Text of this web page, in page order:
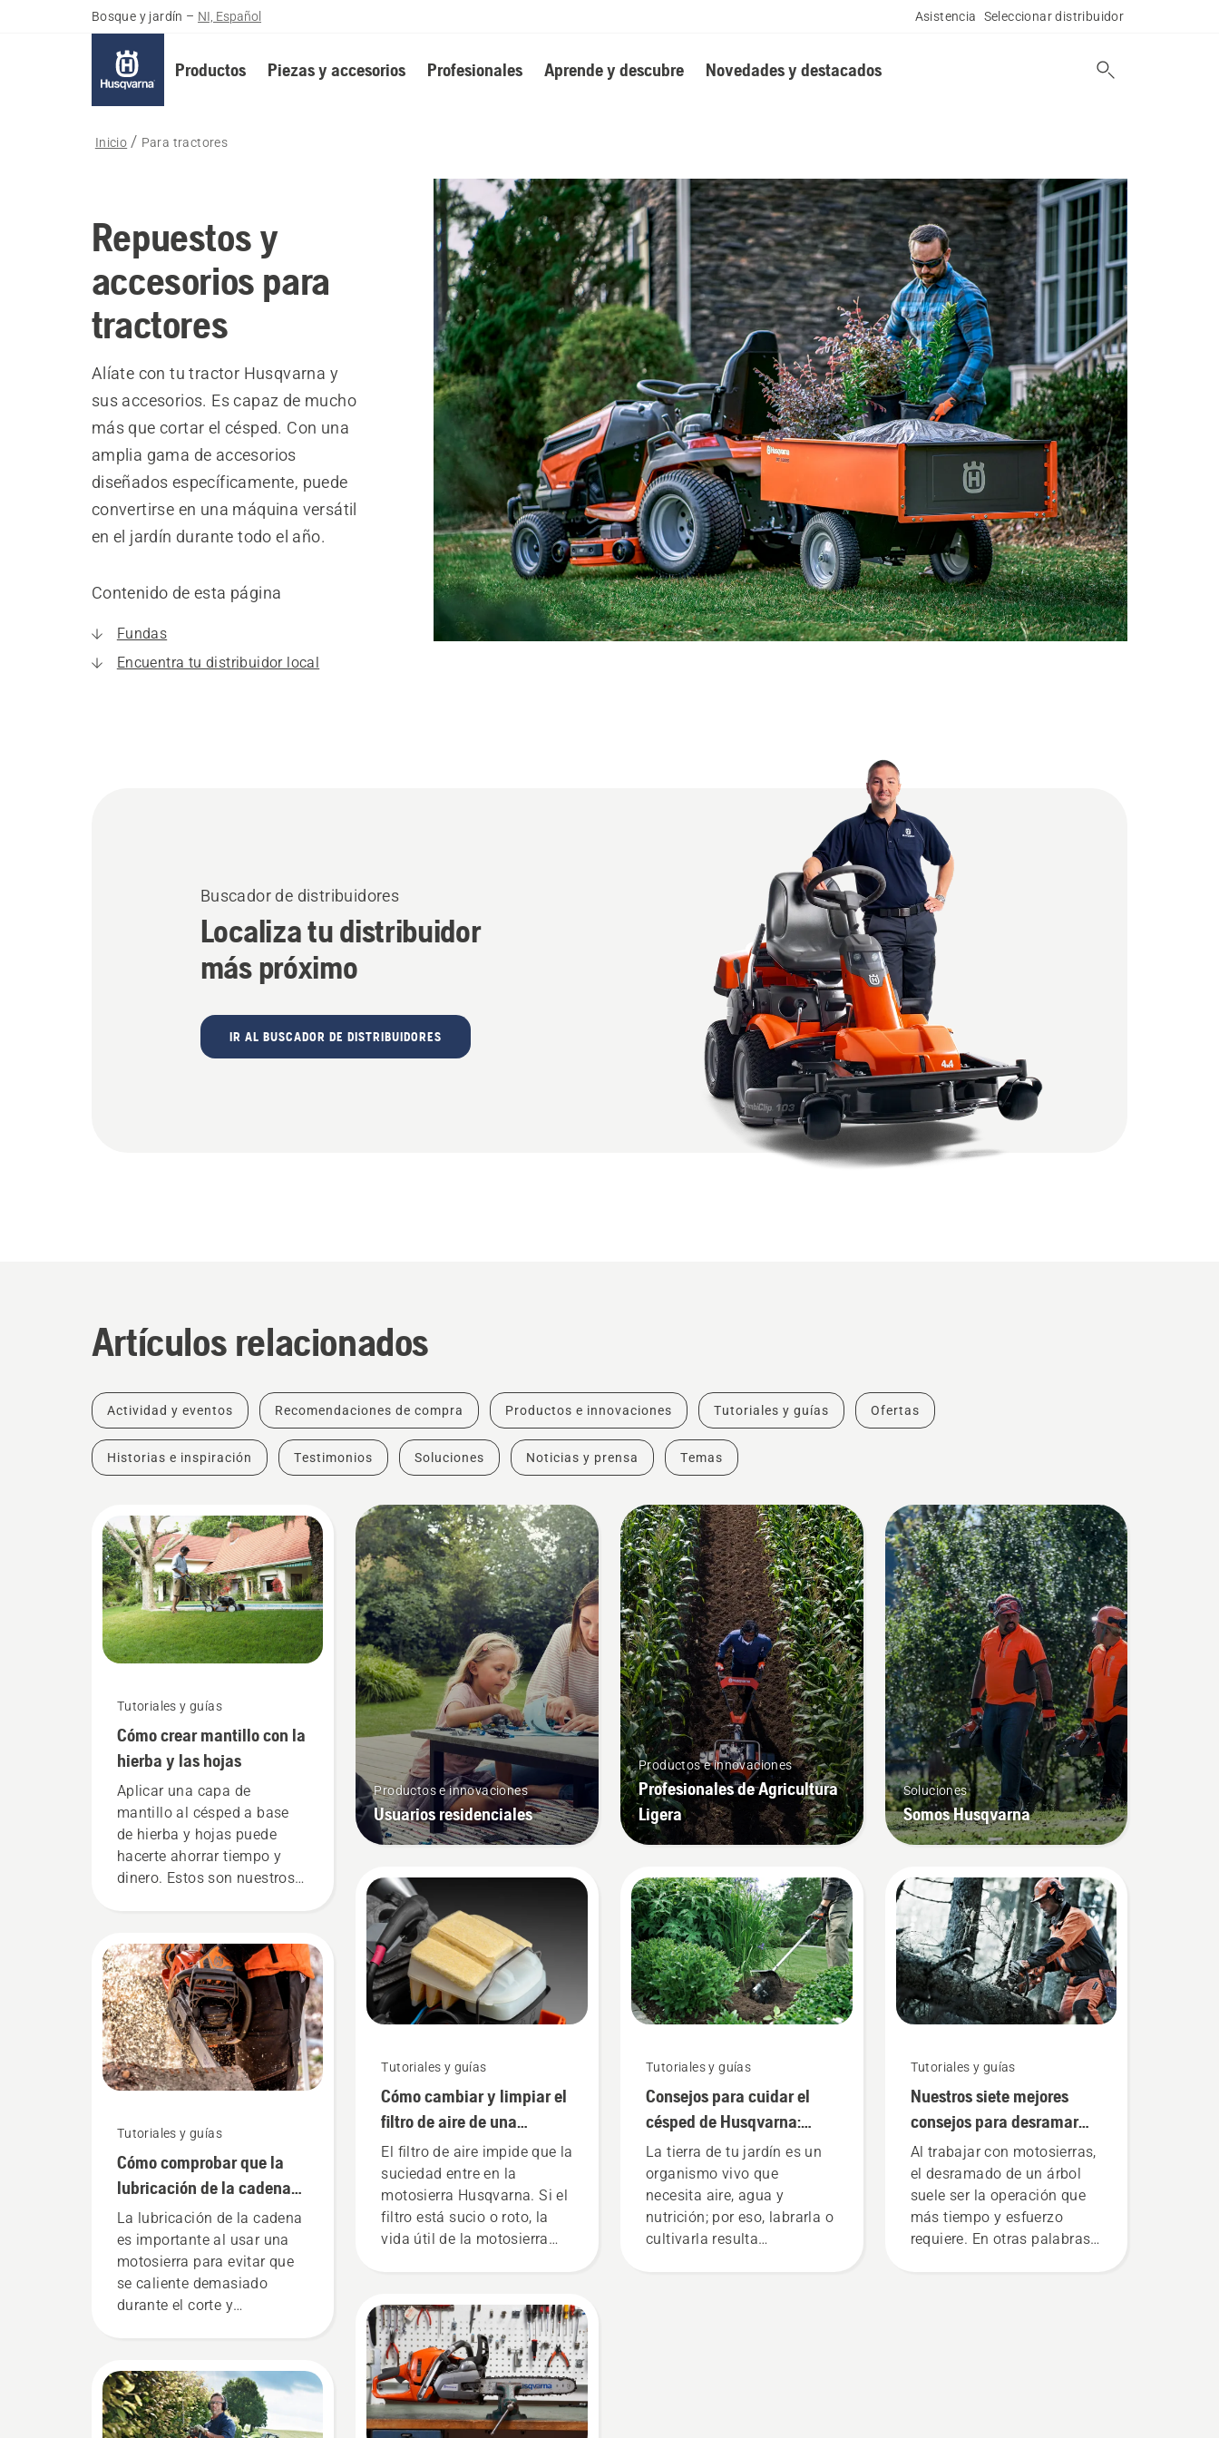
Bosque y jardín – NI, Español Asistencia Seleccionar distribuidor
Productos Piezas y accesorios Profesionales Aprende y descubre Novedades y destacados
Inicio Para tractores
Repuestos y
accesorios para
tractores
Alíate con tu tractor Husqvarna y
sus accesorios. Es capaz de mucho
más que cortar el césped. Con una
amplia gama de accesorios
diseñados específicamente, puede
convertirse en una máquina versátil
en el jardín durante todo el año.
Contenido de esta página
Fundas
Encuentra tu distribuidor local
Buscador de distribuidores
Localiza tu distribuidor
más próximo
IR AL BUSCADOR DE DISTRIBUIDORES
Artículos relacionados
Actividad y eventos Recomendaciones de compra Productos e innovaciones Tutoriales y guías Ofertas
Historias e inspiración Testimonios Soluciones Noticias y prensa Temas
Tutoriales y guías
Cómo crear mantillo con la
hierba y las hojas
Aplicar una capa de
mantillo al césped a base
de hierba y hojas puede
hacerte ahorrar tiempo y
dinero. Estos son nuestros
hecho con recortes de
hierba y hojas.
Tutoriales y guías
Cómo comprobar que la
lubricación de la cadena
funciona en tu motosierra
La lubricación de la cadena
es importante al usar una
motosierra para evitar que
se caliente demasiado
durante el corte y
fricción. Esto prolonga la
vida útil de la espada y la
cadena. Sigue las
Productos e innovaciones
Usuarios residenciales
Tutoriales y guías
Cómo cambiar y limpiar el
filtro de aire de una
motosierra Husqvarna
El filtro de aire impide que la
suciedad entre en la
motosierra Husqvarna. Si el
filtro está sucio o roto, la
vida útil de la motosierra
estándar, para condiciones
normales; de invierno, para
temperaturas cercanas al
punto de congelación o
inferiores; y de fieltro, para
entornos muy secos o con
Productos e innovaciones
Profesionales de Agricultura
Ligera
Tutoriales y guías
Consejos para cuidar el
césped de Husqvarna:
cómo cultivar la tierra
La tierra de tu jardín es un
organismo vivo que
necesita aire, agua y
nutrición; por eso, labrarla o
cultivarla resulta
Soluciones
Somos Husqvarna
Tutoriales y guías
Nuestros siete mejores
consejos para desramar
árboles de forma segura y
eficaz
Al trabajar con motosierras,
el desramado de un árbol
suele ser la operación que
más tiempo y esfuerzo
requiere. En otras palabras,